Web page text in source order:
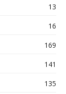
13
16
169
141
135